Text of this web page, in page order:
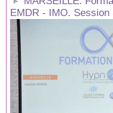
EMDR - IMO. Session